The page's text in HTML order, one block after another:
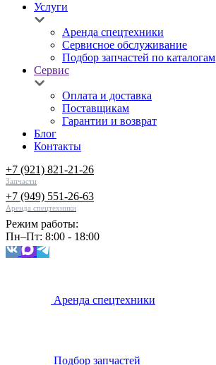
Услуги
Аренда спецтехники
Сервисное обслуживание
Подбор запчастей по каталогам
Сервис
Оплата и доставка
Поставщикам
Гарантии и возврат
Блог
Контакты
+7 (921) 821-21-26
Запчасти
+7 (949) 551-26-63
Аренда спецтехники
Режим работы:
Пн–Пт: 8:00 - 18:00
Аренда спецтехники
Подбор запчастей